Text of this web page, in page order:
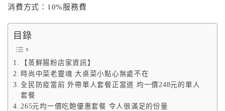
消費方式：10%服務費
目錄
【蒸鮮腸粉店家資訊】
時尚中菜老靈魂 大桌菜小點心無處不在
全民防疫當前 外帶單人套餐正當道 均一價248元的單人
套餐
265元均一價吃飽優惠套餐 令人很滿足的份量